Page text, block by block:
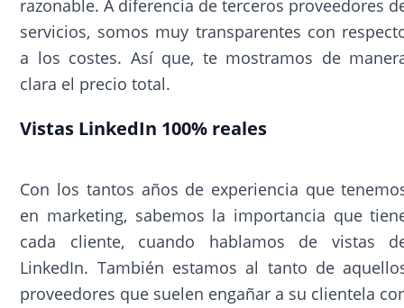
razonable. A diferencia de terceros proveedores
servicios, somos muy transparentes con
a los costes. Así que, te mostramos de
clara el precio total.
Vistas LinkedIn 100% reales
Con los tantos años de experiencia que
en marketing, sabemos la importancia que
cada cliente, cuando hablamos de vistas
LinkedIn. También estamos al tanto de
proveedores que suelen engañar a su clientela